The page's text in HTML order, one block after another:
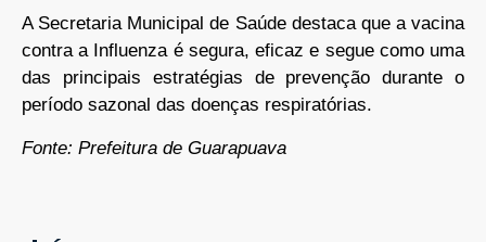
A Secretaria Municipal de Saúde destaca que a vacina
contra a Influenza é segura, eficaz e segue como uma
das principais estratégias de prevenção durante o
período sazonal das doenças respiratórias.
Fonte: Prefeitura de Guarapuava